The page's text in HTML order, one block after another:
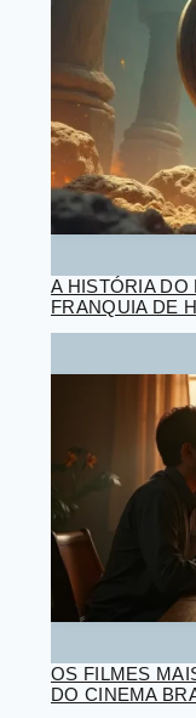
A HISTÓRIA DO
FRANQUIA DE
OS FILMES
DO CINEMA